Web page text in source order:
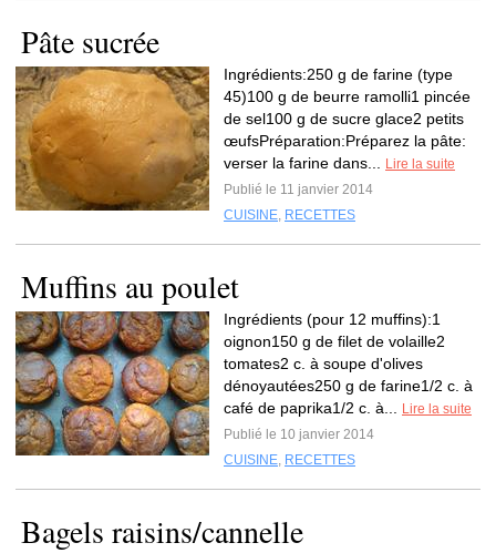
Pâte sucrée
Ingrédients:250 g de farine (type
45)100 g de beurre ramolli1 pincée
de sel100 g de sucre glace2 petits
œufsPréparation:Préparez la pâte:
verser la farine dans...
Lire la suite
Publié le 11 janvier 2014
CUISINE, RECETTES
Muffins au poulet
Ingrédients (pour 12 muffins):1
oignon150 g de filet de volaille2
tomates2 c. à soupe d'olives
dénoyautées250 g de farine1/2 c. à
café de paprika1/2 c. à...
Lire la suite
Publié le 10 janvier 2014
CUISINE, RECETTES
Bagels raisins/cannelle